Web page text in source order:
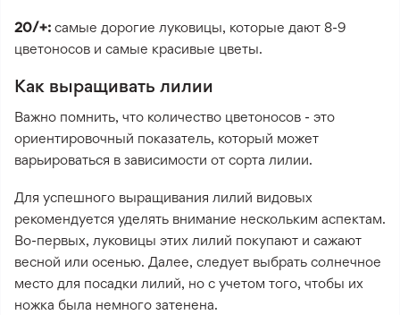
20/+: самые дорогие луковицы, которые дают 8-9
цветоносов и самые красивые цветы.
Как выращивать лилии
Важно помнить, что количество цветоносов - это
ориентировочный показатель, который может
варьироваться в зависимости от сорта лилии.
Для успешного выращивания лилий видовых
рекомендуется уделять внимание нескольким аспектам.
Во-первых, луковицы этих лилий покупают и сажают
весной или осенью. Далее, следует выбрать солнечное
место для посадки лилий, но с учетом того, чтобы их
ножка была немного затенена.